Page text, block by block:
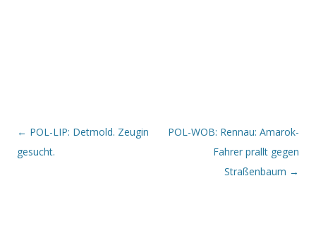
Beitrags-Navigation
← POL-LIP: Detmold. Zeugin
gesucht.
POL-WOB: Rennau: Amarok-
Fahrer prallt gegen
Straßenbaum →